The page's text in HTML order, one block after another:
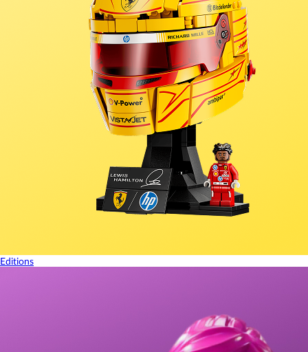
Editions